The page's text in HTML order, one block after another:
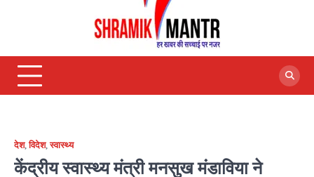
देश,विदेश,स्वास्थ्य
केंद्रीय स्वास्थ्य मंत्री मनसुख मंडाविया ने